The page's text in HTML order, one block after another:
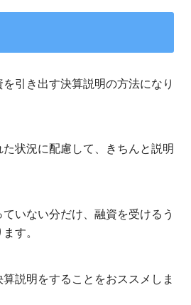
引き出す決算説明の方法になり
状況に配慮して、きちんと説明
いない分だけ、融資を受けるう
す。
説明をすることをおススメしま